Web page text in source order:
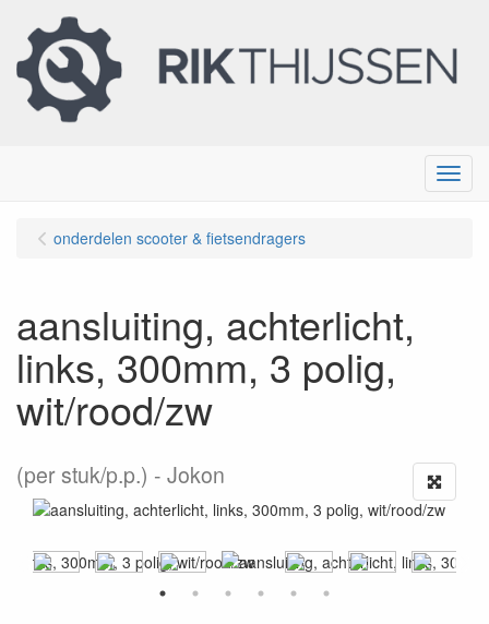
Menu
onderdelen scooter & fietsendragers
aansluiting, achterlicht,
links, 300mm, 3 polig,
wit/rood/zw
(per stuk/p.p.) Jokon